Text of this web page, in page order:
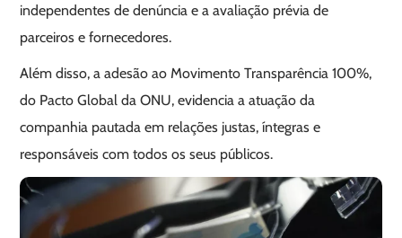
independentes de denúncia e a avaliação prévia de
parceiros e fornecedores.
Além disso, a adesão ao Movimento Transparência 100%,
do Pacto Global da ONU, evidencia a atuação da
companhia pautada em relações justas, íntegras e
responsáveis com todos os seus públicos.